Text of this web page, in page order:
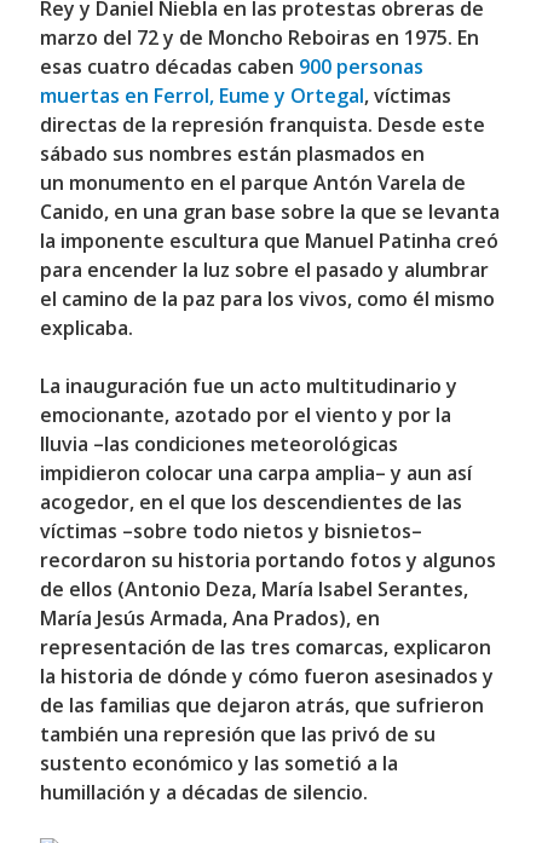
Rey y Daniel Niebla en las protestas obreras de
marzo del 72 y de Moncho Reboiras en 1975. En
esas cuatro décadas caben 900 personas
muertas en Ferrol, Eume y Ortegal, víctimas
directas de la represión franquista. Desde este
sábado sus nombres están plasmados en
un monumento en el parque Antón Varela de
Canido, en una gran base sobre la que se levanta
la imponente escultura que Manuel Patinha creó
para encender la luz sobre el pasado y alumbrar
el camino de la paz para los vivos, como él mismo
explicaba.
La inauguración fue un acto multitudinario y
emocionante, azotado por el viento y por la
lluvia –las condiciones meteorológicas
impidieron colocar una carpa amplia– y aun así
acogedor, en el que los descendientes de las
víctimas –sobre todo nietos y bisnietos–
recordaron su historia portando fotosy algunos
de ellos (Antonio Deza, María Isabel Serantes,
María Jesús Armada, Ana Prados), en
representación de las tres comarcas, explicaron
la historia de dónde y cómo fueron asesinados y
de las familias que dejaron atrás, que sufrieron
también una represión que las privó de su
sustento económico y las sometió a la
humillación y a décadas de silencio.